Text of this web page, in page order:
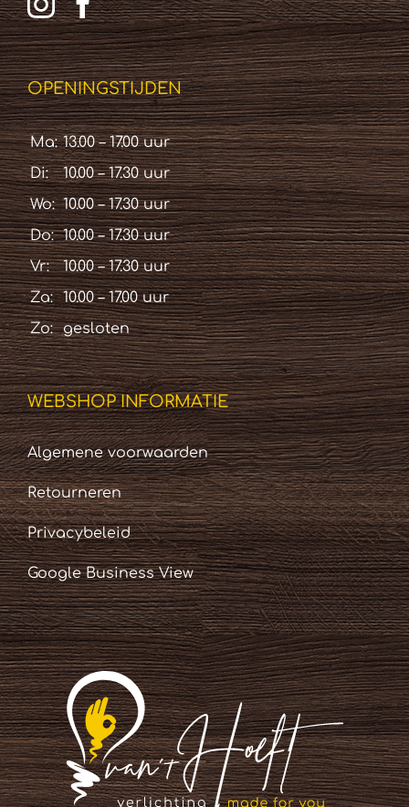
OPENINGSTIJDEN
Ma: 13.00 – 17.00 uur
Di:
10.00 – 17.30 uur
Wo: 10.00 – 17.30 uur
Do: 10.00 – 17.30 uur
Vr:
10.00 – 17.30 uur
Za:
10.00 – 17.00 uur
Zo:
gesloten
WEBSHOP INFORMATIE
Algemene voorwaarden
Retourneren
Privacybeleid
Google Business View